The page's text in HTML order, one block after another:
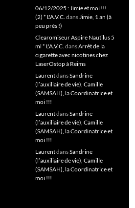
06/12/2025 : Jimie et moi !!!
(2) * L'A.V.C. dansJimie, 1 an (à
peu près !)
Clearomiseur Aspire Nautilus 5
ml * L'A.V.C. dansArrêt de la
cigarette avec nicotines chez
LaserOstop à Reims
LaurentdansSandrine
(l’auxiliaire de vie), Camille
(SAMSAH), la Coordinatrice et
moi !!!
LaurentdansSandrine
(l’auxiliaire de vie), Camille
(SAMSAH), la Coordinatrice et
moi !!!
LaurentdansSandrine
(l’auxiliaire de vie), Camille
(SAMSAH), la Coordinatrice et
moi !!!